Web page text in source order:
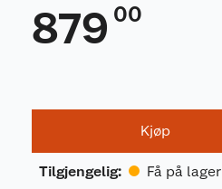
879 00
Kjøp
Tilgjengelig: Få på lager